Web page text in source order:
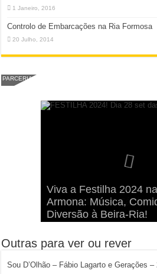
1 Janeiro, 2016
Controlo de Embarcações na Ria Formosa
20 Julho, 2014
PARCERIA
Sou D’Olhão – Fábio
Gerações – 2025
Viva a Festilha 2024
Armona: Música,
Diversão à Beira-Ria!
Taphani X Benkest:
na Ilha da Armona
Fábio Lagarto e
“Lavar a Loiça” na Ilha
Hangares
Festival Pirata 2024
Quatro Dias Mais Um
Diversão!
Outras para ver ou rever
Sou D’Olhão – Fábio Lagarto e Gerações –